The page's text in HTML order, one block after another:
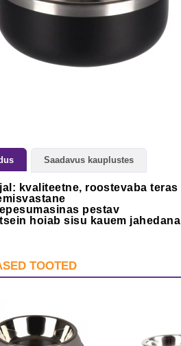
Saadavus kauplustes
kvaliteetne, roostevaba teras
pestav
hoiab sisu kauem jahedana
TOOTED